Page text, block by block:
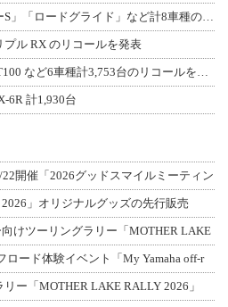
【ハーレー】「スポーツスターS」「ロードグライド」など計8車種のリコールを発表
プル RX のリコールを発表
【トライアンフ】ボンネビル T100 など6車種計3,753台のリコールを発表
6R 計1,930台
開催「2026グッドスマイルミーティン
2026」オリジナルグッズの先行販売
けツーリングラリー「MOTHER LAKE
ロード体験イベント「My Yamaha off-r
ー「MOTHER LAKE RALLY 2026」